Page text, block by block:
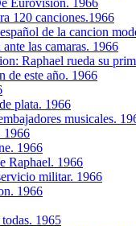
Eurovisión. 1966
120 canciones.1966
de la cancion
las camaras. 1966
Raphael rueda su
de este año. 1966
plata. 1966
musicales.
1966
1966
Raphael. 1966
militar. 1966
1966
1965